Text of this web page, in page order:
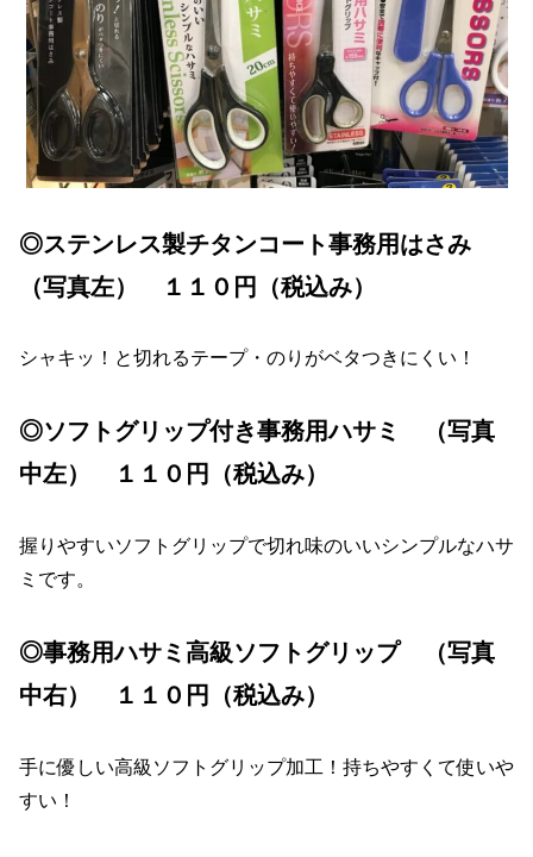
◎ステンレス製チタンコート事務用はさみ
（写真左） １１０円（税込み）
シャキッ！と切れるテープ・のりがベタつきにくい！
◎ソフトグリップ付き事務用ハサミ （写真
中左） １１０円（税込み）
握りやすいソフトグリップで切れ味のいいシンプルなハサ
ミです。
◎事務用ハサミ高級ソフトグリップ （写真
中右） １１０円（税込み）
手に優しい高級ソフトグリップ加工！持ちやすくて使いや
すい！